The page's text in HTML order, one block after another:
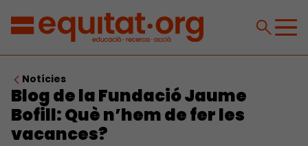
Notícies
Blog de la Fundació Jaume
Bofill: Què n’hem de fer les
vacances?